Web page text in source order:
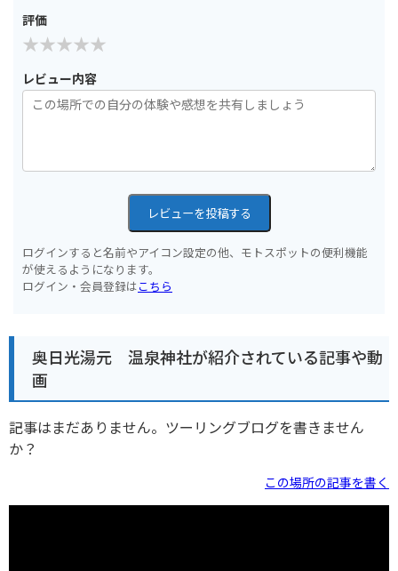
評価
レビュー内容
レビューを投稿する
ログインすると名前やアイコン設定の他、モトスポットの便利機能
が使えるようになります。
ログイン・会員登録はこちら
奥日光湯元 温泉神社が紹介されている記事や動
画
記事はまだありません。ツーリングブログを書きません
か？
この場所の記事を書く